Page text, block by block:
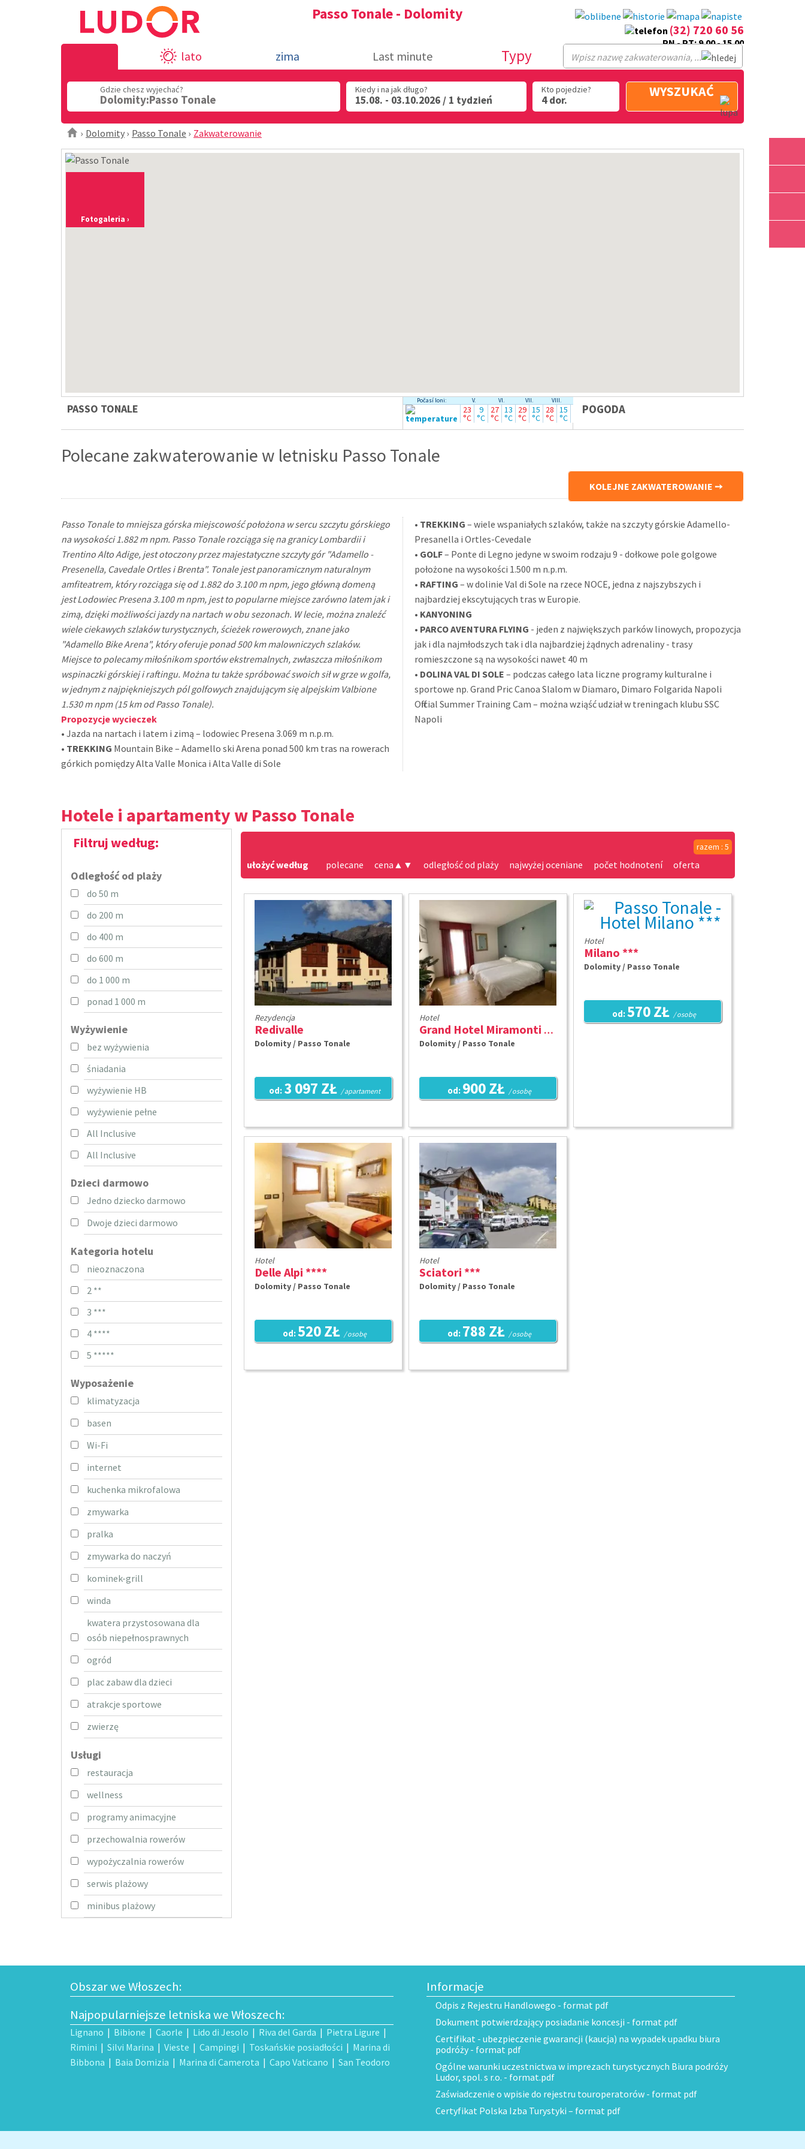
Fotogaleria ›
Passo Tonale - Dolomity
(32) 720 60 56
PN - PT: 9.00 - 15.00
lato zima Last minute Typy
Gdzie chesz wyjechać?
Dolomity:Passo Tonale
Kiedy i na jak długo?
15.08. - 03.10.2026 / 1 tydzień
Kto pojedzie?
4 dor.
WYSZUKAĆ
Dolomity Passo Tonale Zakwaterowanie
PASSO TONALE
Počasí loni: V. VI. VII. VIII.
23
°C
9
°C
27
°C
13
°C
29
°C
15
°C
28
°C
15
°C
11
POGODA
Polecane zakwaterowanie w letnisku Passo Tonale
KOLEJNE ZAKWATEROWANIE
Passo Tonale to mniejsza górska miejscowość położona w sercu szczytu górskiego
na wysokości 1.882 m npm. Passo Tonale rozciąga się na granicy Lombardii i
Trentino Alto Adige, jest otoczony przez majestatyczne szczyty gór "Adamello -
Presenella, Cavedale Ortles i Brenta". Tonale jest panoramicznym naturalnym
amfiteatrem, który rozciąga się od 1.882 do 3.100 m npm, jego główną domeną
jest Lodowiec Presena 3.100 m npm, jest to popularne miejsce zarówno latem jak i
zimą, dzięki możliwości jazdy na nartach w obu sezonach. W lecie, można znaleźć
wiele ciekawych szlaków turystycznych, ścieżek rowerowych, znane jako
"Adamello Bike Arena", który oferuje ponad 500 km malowniczych szlaków.
Miejsce to polecamy miłośnikom sportów ekstremalnych, zwłaszcza miłośnikom
wspinaczki górskiej i raftingu. Można tu także spróbować swoich sił w grze w golfa,
w jednym z najpiękniejszych pól golfowych znajdującym się alpejskim Valbione
1.530 m npm (15 km od Passo Tonale).
Propozycje wycieczek
• Jazda na nartach i latem i zimą – lodowiec Presena 3.069 m n.p.m.
• TREKKING Mountain Bike – Adamello ski Arena ponad 500 km tras na rowerach
górkich pomiędzy Alta Valle Monica i Alta Valle di Sole
• TREKKING – wiele wspaniałych szlaków, także na szczyty górskie Adamello-
Presanella i Ortles-Cevedale
• GOLF– Ponte di Legno jedyne w swoim rodzaju 9 - dołkowe pole golgowe
położone na wysokości 1.500 m n.p.m.
• RAFTING – w dolinie Val di Sole na rzece NOCE, jedna z najszybszych i
najbardziej ekscytujących tras w Europie.
• KANYONING
• PARCO AVENTURA FLYING - jeden z największych parków linowych, propozycja
jak i dla najmłodszych tak i dla najbardziej żądnych adrenaliny - trasy
romieszczone są na wysokości nawet 40 m
• DOLINA VAL DI SOLE – podczas całego lata liczne programy kulturalne i
sportowe np. Grand Pric Canoa Slalom w Diamaro, Dimaro Folgarida Napoli
Official Summer Training Cam – można wziąść udział w treningach klubu SSC
Napoli
Hotele i apartamenty w Passo Tonale
Filtruj według:
Odległość od plaży
do 50 m
do 200 m
do 400 m
do 600 m
do 1 000 m
ponad 1 000 m
Wyżywienie
bez wyżywienia
śniadania
wyżywienie HB
wyżywienie pełne
All Inclusive
All Inclusive
Dzieci darmowo
Jedno dziecko darmowo
Dwoje dzieci darmowo
Kategoria hotelu
nieoznaczona
2 **
3 ***
4 ****
5 *****
Wyposażenie
klimatyzacja
basen
Wi-Fi
internet
kuchenka mikrofalowa
zmywarka
pralka
zmywarka do naczyń
kominek-grill
winda
kwatera przystosowana dla
osób niepełnosprawnych
ogród
plac zabaw dla dzieci
atrakcje sportowe
zwierzę
Usługi
restauracja
wellness
programy animacyjne
przechowalnia rowerów
wypożyczalnia rowerów
serwis plażowy
minibus plażowy
razem : 5
ułożyć według polecane cena ▲ ▼ odległość od plaży najwyżej oceniane počet hodnotení oferta
Rezydencja
Redivalle
Dolomity / Passo Tonale
od: 3 097 ZŁ / apartament
Hotel
Grand Hotel Miramonti ****
Dolomity / Passo Tonale
od: 900 ZŁ / osobę
Hotel
Milano ***
Dolomity / Passo Tonale
od:570 ZŁ / osobę
Hotel
Delle Alpi ****
Dolomity / Passo Tonale
od:520 ZŁ / osobę
Hotel
Sciatori ***
Dolomity / Passo Tonale
od: 788 ZŁ / osobę
Obszar we Włoszech:
Najpopularniejsze letniska we Włoszech:
Lignano | Bibione | Caorle | Lido di Jesolo | Riva del Garda | Pietra Ligure |
Rimini | Silvi Marina | Vieste | Campingi | Toskańskie posiadłości | Marina di
Bibbona | Baia Domizia | Marina di Camerota | Capo Vaticano | San Teodoro
Informacje
Odpis z Rejestru Handlowego - format pdf
Dokument potwierdzający posiadanie koncesji - format pdf
Certifikat - ubezpieczenie gwarancji (kaucja) na wypadek upadku biura
podróży - format pdf
Ogólne warunki uczestnictwa w imprezach turystycznych Biura podróży
Ludor, spol. s r.o. - format.pdf
Zaświadczenie o wpisie do rejestru touroperatorów - format pdf
Certyfikat Polska Izba Turystyki – format pdf